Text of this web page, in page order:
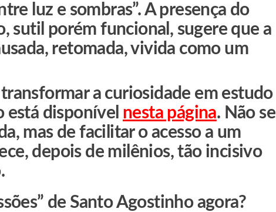
luz e sombras”. A presença do
sutil porém funcional, sugere que a
retomada, vivida como um
transformar a curiosidade em estudo
está disponível nesta página. Não se
mas de facilitar o acesso a um
depois de milênios, tão incisivo
de Santo Agostinho agora?